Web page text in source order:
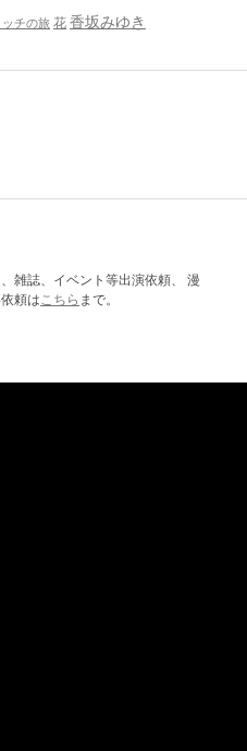
チの旅 花 香坂みゆき
雑誌、イベント等出演依頼、 漫
頼はこちら まで。